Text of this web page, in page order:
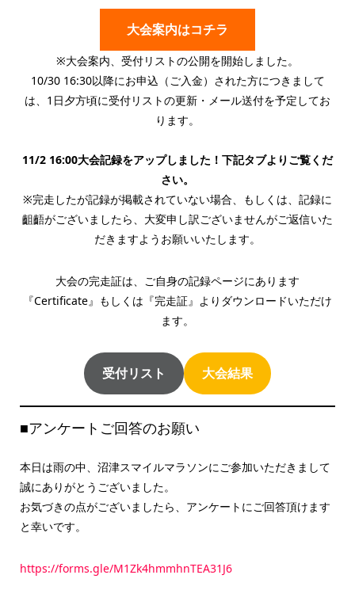
大会案内はコチラ
※大会案内、受付リストの公開を開始しました。
10/30 16:30以降にお申込（ご入金）された方につきまして
は、1日夕方頃に受付リストの更新・メール送付を予定してお
ります。
11/2 16:00大会記録をアップしました！下記タブよりご覧くだ
さい。
※完走したが記録が掲載されていない場合、もしくは、記録に
齟齬がございましたら、大変申し訳ございませんがご返信いた
だきますようお願いいたします。
大会の完走証は、ご自身の記録ページにあります
『Certificate』もしくは『完走証』よりダウンロードいただけ
ます。
受付リスト 大会結果
■アンケートご回答のお願い
本日は雨の中、沼津スマイルマラソンにご参加いただきまして
誠にありがとうございました。
お気づきの点がございましたら、アンケートにご回答頂けます
と幸いです。
https://forms.gle/M1Zk4hmmhnTEA31J6